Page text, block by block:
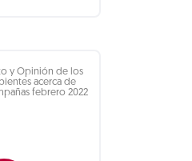
y Opinión de los
acerca de
febrero 2022